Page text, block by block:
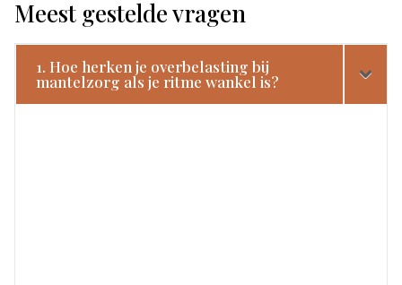
Meest gestelde vragen
1. Hoe herken je overbelasting bij
mantelzorg als je ritme wankel is?